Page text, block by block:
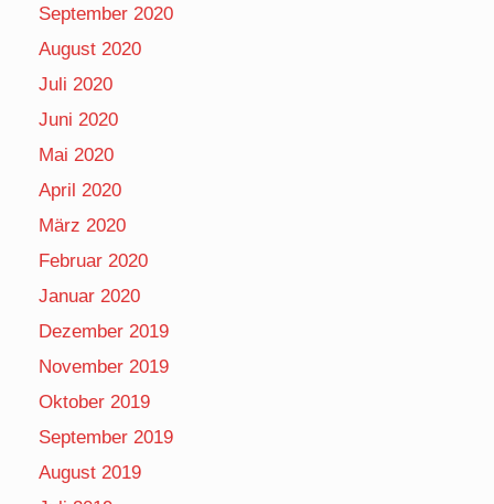
September 2020
August 2020
Juli 2020
Juni 2020
Mai 2020
April 2020
März 2020
Februar 2020
Januar 2020
Dezember 2019
November 2019
Oktober 2019
September 2019
August 2019